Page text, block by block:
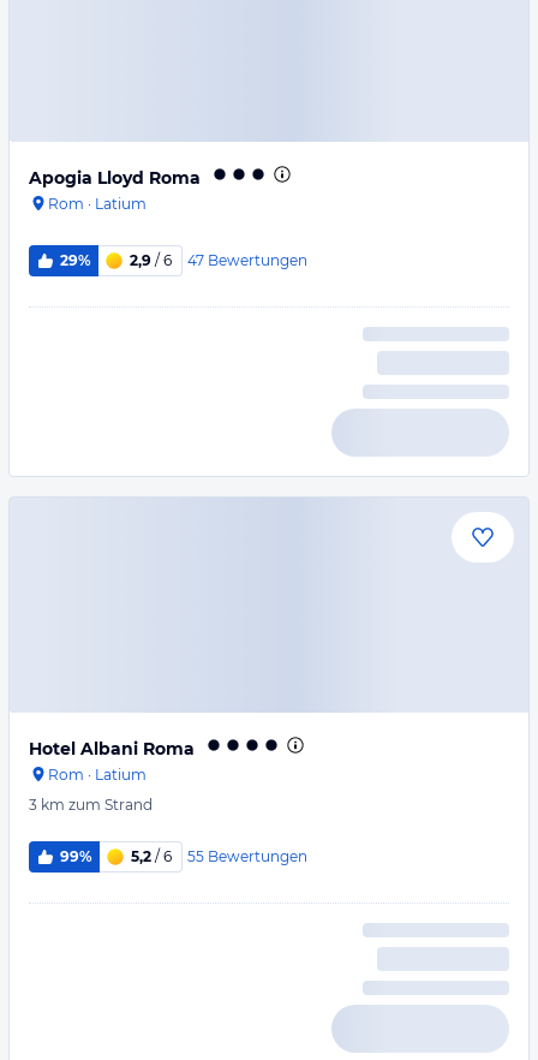
Apogia Lloyd Roma
Rom · Latium
29% 2,9 / 6 47 Bewertungen
Hotel Albani Roma
Rom · Latium
3 km zum Strand
99% 5,2 / 6 55 Bewertungen